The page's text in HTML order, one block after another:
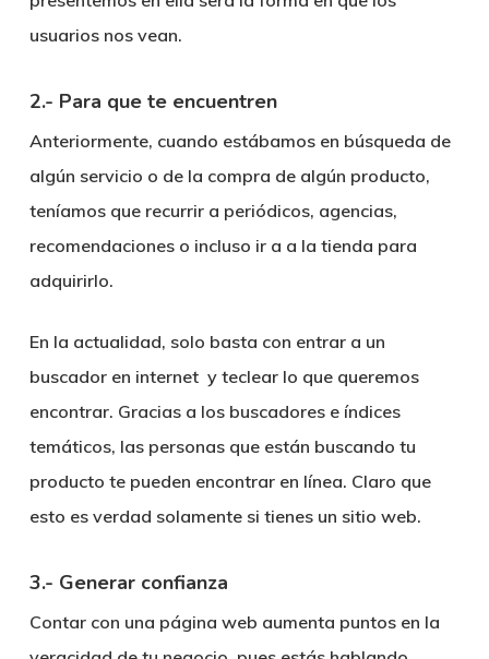
usuarios nos vean.
2.- Para que te encuentren
Anteriormente, cuando estábamos en búsqueda de
algún servicio o de la compra de algún producto,
teníamos que recurrir a periódicos, agencias,
recomendaciones o incluso ir a a la tienda para
adquirirlo.
En la actualidad, solo basta con entrar a un
buscador en internet y teclear lo que queremos
encontrar. Gracias a los buscadores e índices
temáticos, las personas que están buscando tu
producto te pueden encontrar en línea. Claro que
esto es verdad solamente si tienes un sitio web.
3.- Generar confianza
Contar con una página web aumenta puntos en la